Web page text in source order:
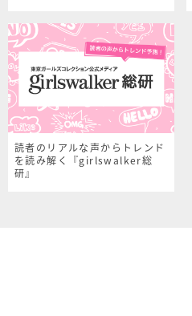
読者のリアルな声からトレンド
を読み解く『girlswalker総
研』